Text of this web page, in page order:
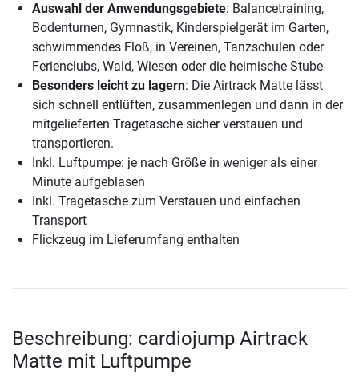
Auswahl der Anwendungsgebiete: Balancetraining,
Bodenturnen, Gymnastik, Kinderspielgerät im Garten,
schwimmendes Floß, in Vereinen, Tanzschulen oder
Ferienclubs, Wald, Wiesen oder die heimische Stube
Besonders leicht zu lagern: Die Airtrack Matte lässt
sich schnell entlüften, zusammenlegen und dann in der
mitgelieferten Tragetasche sicher verstauen und
transportieren.
Inkl. Luftpumpe: je nach Größe in weniger als einer
Minute aufgeblasen
Inkl. Tragetasche zum Verstauen und einfachen
Transport
Flickzeug im Lieferumfang enthalten
Beschreibung: cardiojump Airtrack
Matte mit Luftpumpe